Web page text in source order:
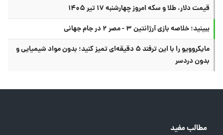
قیمت دلار، طلا و سکه امروز چهارشنبه ۱۷ تیر ۱۴۰۵
ببینید؛ خلاصه بازی آرژانتین ۳ - مصر ۲ در جام جهانی
مایکروویو را با این ترفند ۵ دقیقه‌ای تمیز کنید؛ بدون مواد شیمیایی و
بدون دردسر
مطالب مفید